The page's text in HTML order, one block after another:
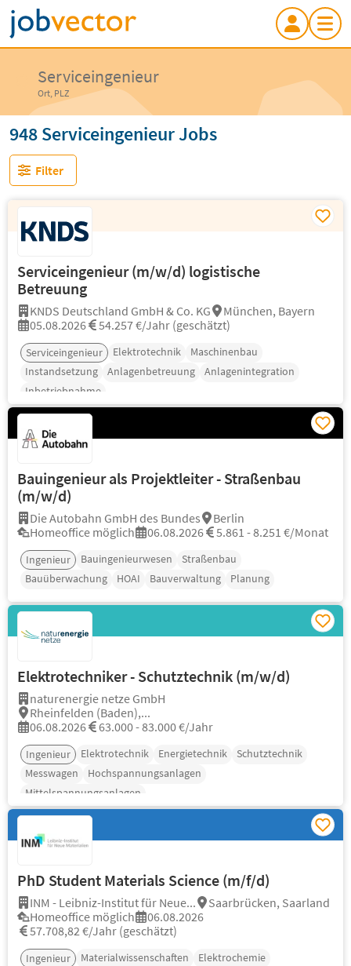
Serviceingenieur
Ort, PLZ
948 Serviceingenieur Jobs
Filter
Serviceingenieur (m/w/d) logistische
Betreuung
KNDS Deutschland GmbH & Co. KG
München, Bayern
05.08.2026
54.257 €/Jahr (geschätzt)
Serviceingenieur Elektrotechnik
Maschinenbau
Instandsetzung
Anlagenbetreuung
Anlagenintegration
Inbetriebnahme
Bauingenieur als Projektleiter - Straßenbau
(m/w/d)
Die Autobahn GmbH des Bundes
Berlin
Homeoffice möglich
06.08.2026 5.861 - 8.251 €/Monat
Ingenieur Bauingenieurwesen
Straßenbau
Bauüberwachung
HOAI Bauverwaltung Planung
Elektrotechniker - Schutztechnik (m/w/d)
naturenergie netze GmbH
Rheinfelden (Baden),...
06.08.2026
63.000 - 83.000 €/Jahr
Ingenieur Elektrotechnik Energietechnik
Schutztechnik
Messwagen
Hochspannungsanlagen
Mittelspannungsanlagen
PhD Student Materials Science (m/f/d)
INM - Leibniz-Institut für Neue...
Saarbrücken, Saarland
Homeoffice möglich
06.08.2026
57.708,82 €/Jahr (geschätzt)
Ingenieur Materialwissenschaften
Elektrochemie